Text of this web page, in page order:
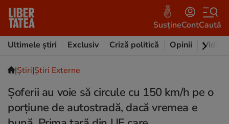
SusțineContCaută
Ultimele știri
Exclusiv Criză politică Opinii Video
|Ştiri|Știri Externe
Șoferii au voie să circule cu 150 km/h pe o
porțiune de autostradă, dacă vremea e